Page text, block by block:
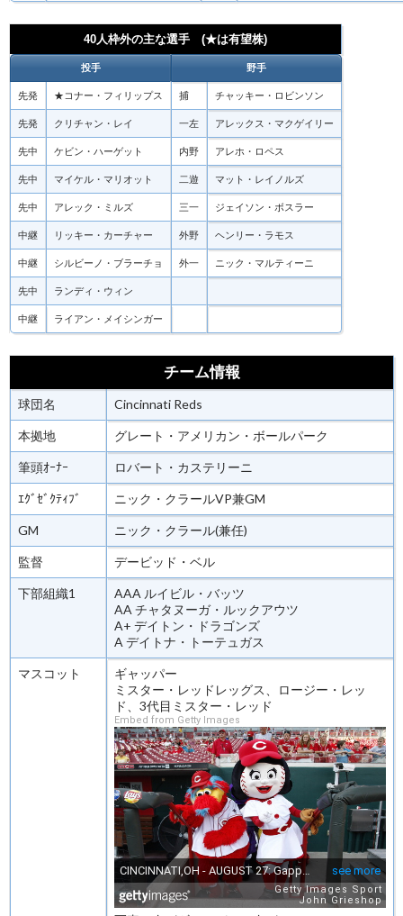
40人枠外の主な選手 (★は有望株)
投手 野手
先発 ★コナー・フィリップス 捕 チャッキー・ロビンソン
先発 クリチャン・レイ 一左 アレックス・マクゲイリー
先中 ケビン・ハーゲット 内野 アレホ・ロペス
先中 マイケル・マリオット 二遊 マット・レイノルズ
先中 アレック・ミルズ 三一 ジェイソン・ボスラー
中継 リッキー・カーチャー 外野 ヘンリー・ラモス
中継 シルビーノ・ブラーチョ 外一 ニック・マルティーニ
先中 ランディ・ウィン
中継 ライアン・メイシンガー
チーム情報
球団名 Cincinnati Reds
本拠地 グレート・アメリカン・ボールパーク
筆頭ｵｰﾅｰ ロバート・カステリーニ
ｴｸﾞｾﾞｸﾃｨﾌﾞ ニック・クラールVP兼GM
GM ニック・クラール(兼任)
監督 デービッド・ベル
下部組織1
AAA ルイビル・バッツ
AA チャタヌーガ・ルックアウツ
A+ デイトン・ドラゴンズ
A デイトナ・トーテュガス
マスコット
ギャッパー
ミスター・レッドレッグス、ロージー・レッ
ド、3代目ミスター・レッド
Embed from Getty Images